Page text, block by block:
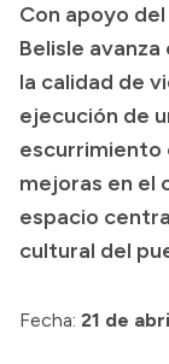
Presupuesto
Boletín Oficial
Compras y
Consulta de
Consulta de
Convocatorias
Login
Con apoyo
Belisle
la calidad de
ejecución de
escurrimiento
mejoras en el
espacio
cultural del
Fecha: 21 de